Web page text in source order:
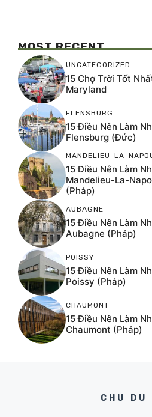
MOST RECENT
UNCATEGORIZED
15 Chợ Trời Tốt
Maryland
FLENSBURG
15 Điều Nên Làm
Flensburg (Đức)
MANDELIEU-LA-
15 Điều Nên Làm
Mandelieu-La-
(Pháp)
AUBAGNE
15 Điều Nên Làm
Aubagne (Pháp)
POISSY
15 Điều Nên Làm
Poissy (Pháp)
CHAUMONT
15 Điều Nên Làm
Chaumont (Pháp)
CHU DU